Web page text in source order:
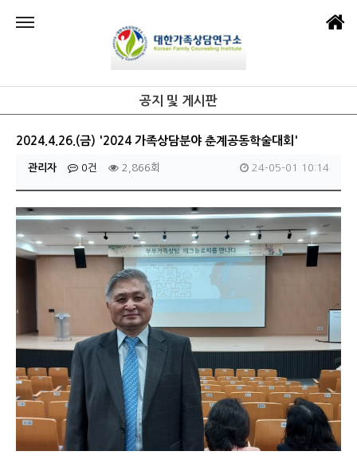
공지 및 게시판
2024.4.26.(금) '2024 가족상담분야 춘계공동학술대회'
관리자 0건 2,866회 24-05-01 10:14